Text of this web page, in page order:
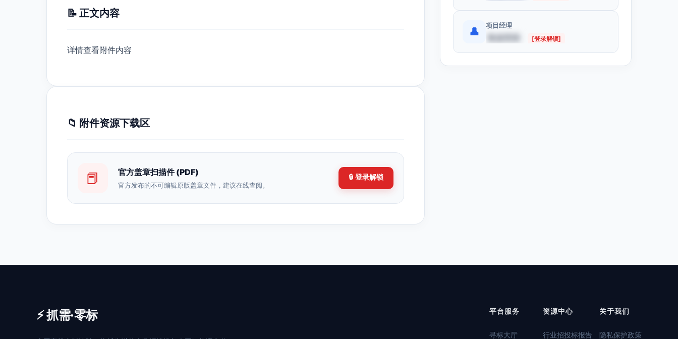
📝 正文内容
详情查看附件内容
📁 附件资源下载区
📕 官方盖章扫描件 (PDF)
官方发布的不可编辑原版盖章文件，建议在线查阅。
🔒 登录解锁
👤
项目经理
[登录解锁]
⚡ 抓需·零标 平台服务
寻标大厅
资源中心
行业招投标报告
关于我们
隐私保护政策